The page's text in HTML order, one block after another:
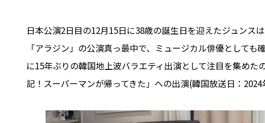
日本公演2日目の12月15日に38歳の誕生日を迎えたジュンス
「アラジン」の公演真っ最中で、ミュージカル俳優として
に15年ぶりの韓国地上波バラエティ出演として注目を集め
記！スーパーマンが帰ってきた」への出演(韓国放送日：2024